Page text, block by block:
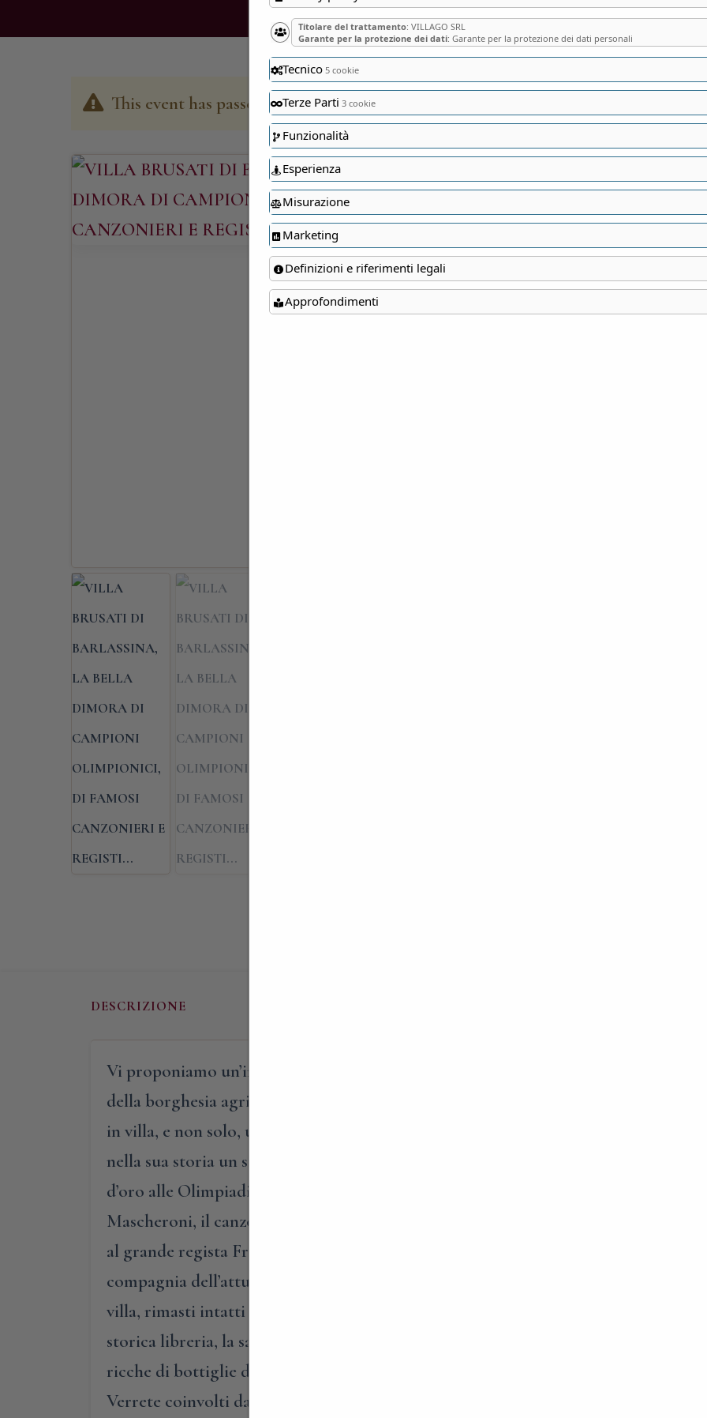
This event has passed
VILLA BRUSATI
DIMORA DI
FAMOSI
Inserisci qui sotto il
DESCRIZIONE
Vi proponiamo un’inedita visita guidata di villa Brusati di Barlassina (MB), alla
della borghesia agricola di metà Ottocento, conosciuta ancor oggi per i suoi
in villa, e non solo, un loro bellissimo “segno indelebile”. Infatti, questa splendida
nella sua storia un susseguirsi di donne e uomini “illustri”: da Giancarlo Brusati,
d’oro alle Olimpiadi di Berlino del 1936, alla “campionessa” di tennis e pattinaggio
Mascheroni, il canzoniere del Novecento papà di “La casetta in Canadà”, il “tango
al grande regista Franco Brusati, che negli anni’70 e ’80 lavorò con i più grandi
compagnia dell’attuale padrone di casa, cercheremo di farveli conoscere tutti,
villa, rimasti intatti nel tempo e ricchi di “cimeli” legati proprio ai suoi illustri
storica libreria, la sala da pranzo e le bellissime cucine d’altri tempi, e vi
ricche di bottiglie di un lontano passato, nella cappella privata, per concludere nel
Verrete coinvolti da tanti aneddoti custoditi da secoli in questa splendida dimora
Titolare del trattamento: VILLAGO SRL
Garante per la protezione dei dati: Garante per la protezione dei dati personali
Tecnico 5 cookie
Terze Parti 3 cookie
Funzionalità
Esperienza
Misurazione
Marketing
Definizioni e riferimenti legali
Approfondimenti